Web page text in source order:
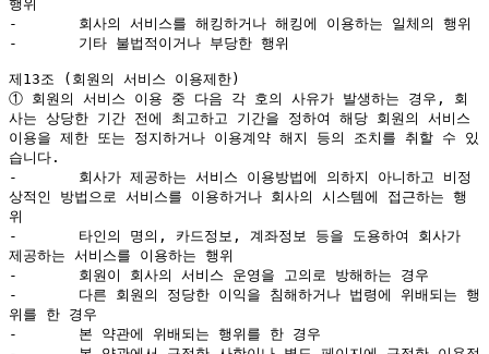
행위
-	회사의 서비스를 해킹하거나 해킹에 이용하는 일체의 행위
-	기타 불법적이거나 부당한 행위
제13조 (회원의 서비스 이용제한)
① 회원의 서비스 이용 중 다음 각 호의 사유가 발생하는 경우, 회
사는 상당한 기간 전에 최고하고 기간을 정하여 해당 회원의 서비스
이용을 제한 또는 정지하거나 이용계약 해지 등의 조치를 취할 수 있
습니다.
-	회사가 제공하는 서비스 이용방법에 의하지 아니하고 비정
상적인 방법으로 서비스를 이용하거나 회사의 시스템에 접근하는 행
위
-	타인의 명의, 카드정보, 계좌정보 등을 도용하여 회사가
제공하는 서비스를 이용하는 행위
-	회원이 회사의 서비스 운영을 고의로 방해하는 경우
-	다른 회원의 정당한 이익을 침해하거나 법령에 위배되는 행
위를 한 경우
-	본 약관에 위배되는 행위를 한 경우